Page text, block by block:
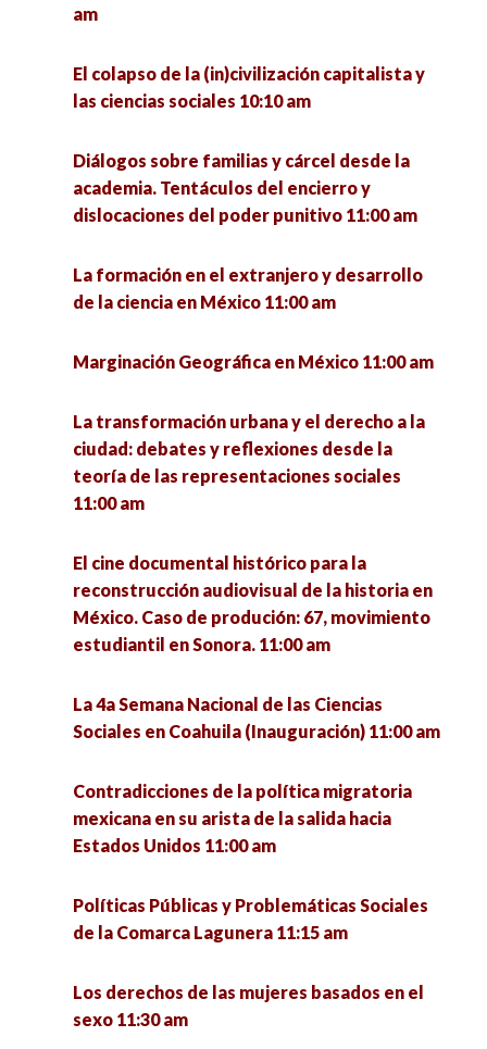
am
El colapso de la (in)civilización capitalista y
las ciencias sociales 10:10 am
Diálogos sobre familias y cárcel desde la
academia. Tentáculos del encierro y
dislocaciones del poder punitivo 11:00 am
La formación en el extranjero y desarrollo
de la ciencia en México 11:00 am
Marginación Geográfica en México 11:00 am
La transformación urbana y el derecho a la
ciudad: debates y reflexiones desde la
teoría de las representaciones sociales
11:00 am
El cine documental histórico para la
reconstrucción audiovisual de la historia en
México. Caso de produción: 67, movimiento
estudiantil en Sonora. 11:00 am
La 4a Semana Nacional de las Ciencias
Sociales en Coahuila (Inauguración) 11:00 am
Contradicciones de la política migratoria
mexicana en su arista de la salida hacia
Estados Unidos 11:00 am
Políticas Públicas y Problemáticas Sociales
de la Comarca Lagunera 11:15 am
Los derechos de las mujeres basados en el
sexo 11:30 am